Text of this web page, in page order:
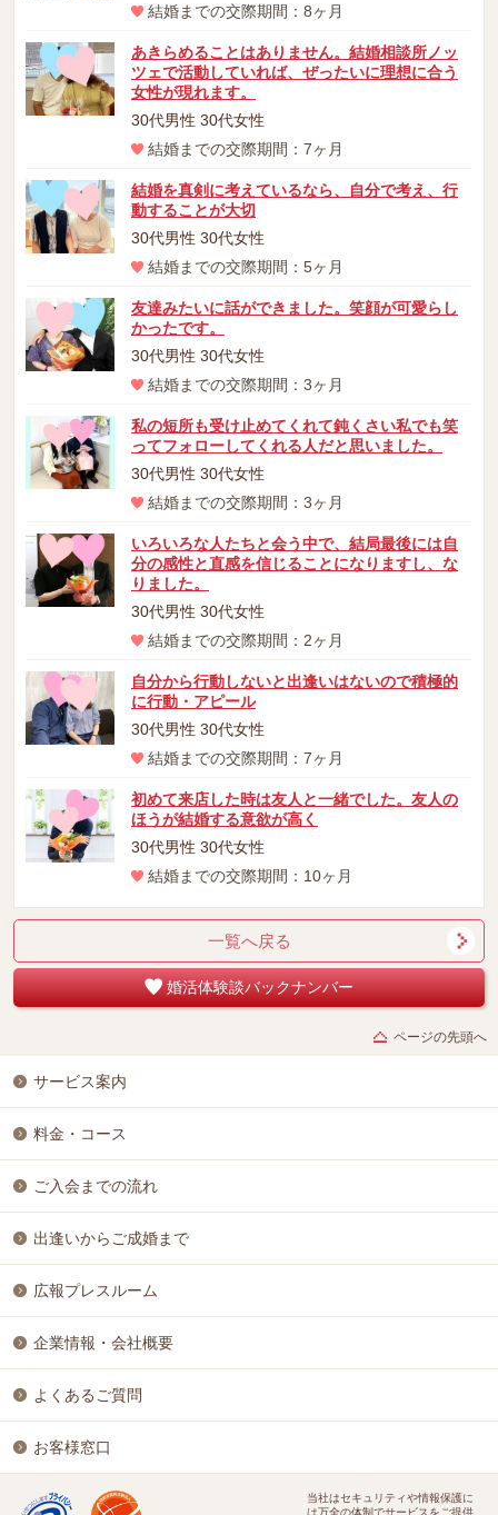
結婚までの交際期間：8ヶ月
あきらめることはありません。結婚相談所ノッ
ツェで活動していれば、ぜったいに理想に合う
女性が現れます。
30代男性 30代女性
結婚までの交際期間：7ヶ月
結婚を真剣に考えているなら、自分で考え、行
動することが大切
30代男性 30代女性
結婚までの交際期間：5ヶ月
友達みたいに話ができました。笑顔が可愛らし
かったです。
30代男性 30代女性
結婚までの交際期間：3ヶ月
私の短所も受け止めてくれて鈍くさい私でも笑
ってフォローしてくれる人だと思いました。
30代男性 30代女性
結婚までの交際期間：3ヶ月
いろいろな人たちと会う中で、結局最後には自
分の感性と直感を信じることになりますし、な
りました。
30代男性 30代女性
結婚までの交際期間：2ヶ月
自分から行動しないと出逢いはないので積極的
に行動・アピール
30代男性 30代女性
結婚までの交際期間：7ヶ月
初めて来店した時は友人と一緒でした。友人の
ほうが結婚する意欲が高く
30代男性 30代女性
結婚までの交際期間：10ヶ月
一覧へ戻る
婚活体験談バックナンバー
ページの先頭へ
サービス案内
料金・コース
ご入会までの流れ
出逢いからご成婚まで
広報プレスルーム
企業情報・会社概要
よくあるご質問
お客様窓口
当社はセキュリティや情報保護に
は万全の体制でサービスをご提供